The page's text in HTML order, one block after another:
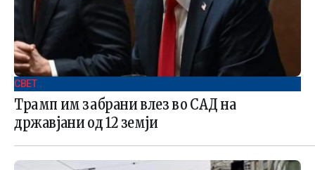
СВЕТ .
Трамп им забрани влез во САД на
државјани од 12 земји